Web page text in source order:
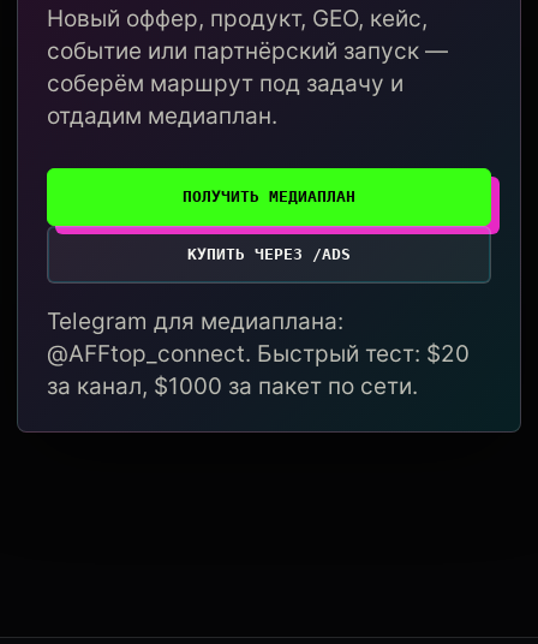
Новый оффер, продукт, GEO, кейс,
событие или партнёрский запуск —
соберём маршрут под задачу и
отдадим медиаплан.
ПОЛУЧИТЬ МЕДИАПЛАН
КУПИТЬ ЧЕРЕЗ /ADS
Telegram для медиаплана:
@AFFtop_connect. Быстрый тест: $20
за канал, $1000 за пакет по сети.